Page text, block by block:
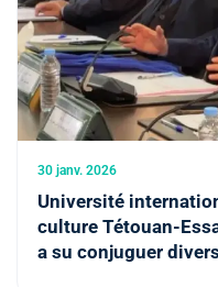
30 janv. 2026
Université
culture Tétouan-
a su conjuguer